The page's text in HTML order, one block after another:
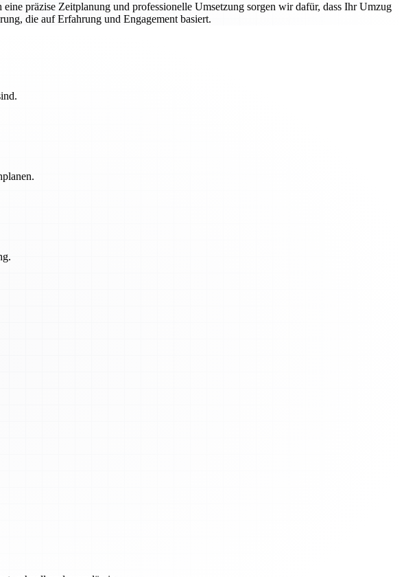
präzise Zeitplanung und professionelle Umsetzung sorgen wir dafür, dass Ihr Umzug
die auf Erfahrung und Engagement basiert.